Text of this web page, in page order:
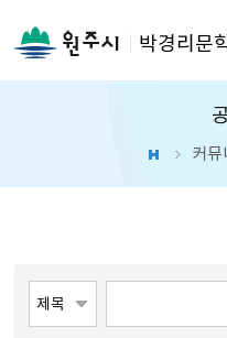
박경리문
커뮤